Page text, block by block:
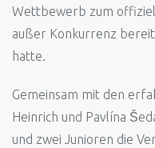
Wettbewerb zum
außer Konkurrenz
hatte.
Gemeinsam mit den
Heinrich und Pavlína
und zwei Junioren die